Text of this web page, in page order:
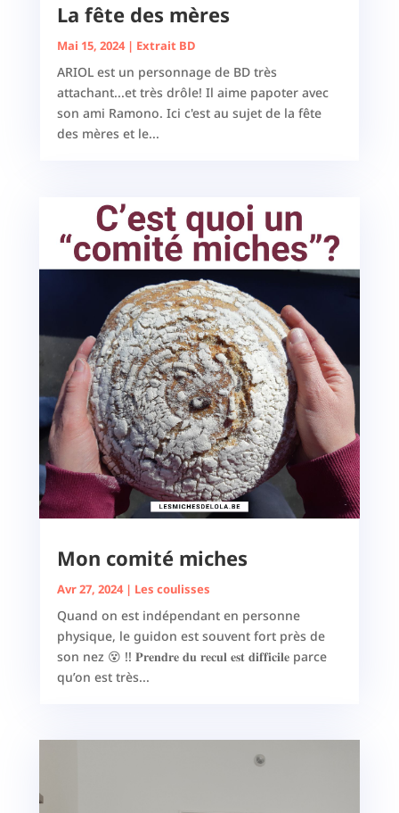
La fête des mères
Mai 15, 2024| Extrait BD
ARIOL est un personnage de BD très
attachant...et très drôle! Il aime papoter avec
son ami Ramono. Ici c'est au sujet de la fête
des mères et le...
Mon comité miches
Avr 27, 2024| Les coulisses
Quand on est indépendant en personne
physique, le guidon est souvent fort près de
son nez 😵 !! 𝐏𝐫𝐞𝐧𝐝𝐫𝐞 𝐝𝐮 𝐫𝐞𝐜𝐮𝐥 𝐞𝐬𝐭 𝐝𝐢𝐟𝐟𝐢𝐜𝐢𝐥𝐞 parce
qu’on est très...